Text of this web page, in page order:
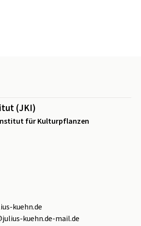
(JKI)
für Kulturpflanzen
kuehn.de
kuehn.de-mail.de